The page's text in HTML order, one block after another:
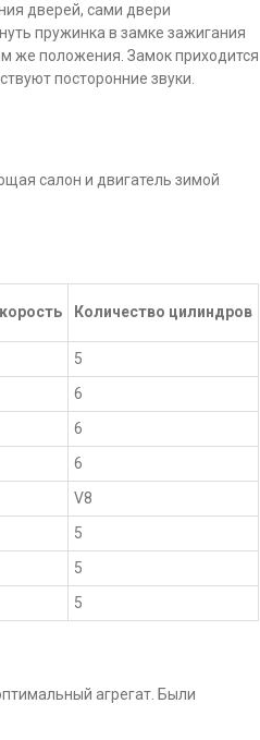
дверей, сами двери
пружинка в замке зажигания
же положения. Замок приходится
посторонние звуки.
салон и двигатель зимой
Количество цилиндров
5
6
6
6
V8
5
5
5
агрегат. Были